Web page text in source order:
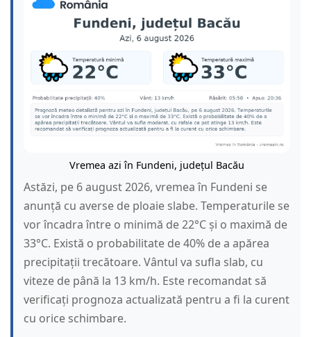
Vremea azi în Fundeni, județul Bacău
Astăzi, pe 6 august 2026, vremea în Fundeni se
anunță cu averse de ploaie slabe. Temperaturile se
vor încadra între o minimă de 22°C și o maximă de
33°C. Există o probabilitate de 40% de a apărea
precipitații trecătoare. Vântul va sufla slab, cu
viteze de până la 13 km/h. Este recomandat să
verificați prognoza actualizată pentru a fi la curent
cu orice schimbare.